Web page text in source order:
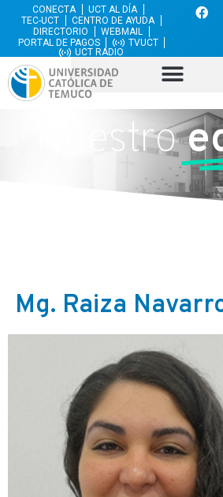
CONECTA
UCT AL DÍA
TEC-UCT
CENTRO DE AYUDA
DIRECTORIO
WEBMAIL
PORTAL DE PAGOS
TVUCT
UCT RADIO
Nuestro
Mg. Raiza